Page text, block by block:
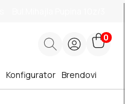
0
Brendovi
Konfigurator